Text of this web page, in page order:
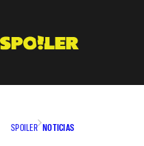
contenido
SPOILER NOTICIAS